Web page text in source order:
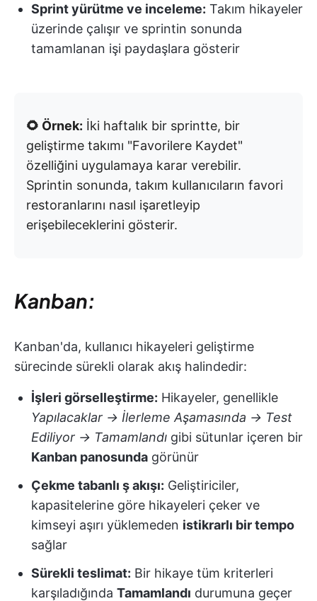
Sprint yürütme ve inceleme: Takım hikayeler
üzerinde çalışır ve sprintin sonunda
tamamlanan işi paydaşlara gösterir
🌻 Örnek: İki haftalık bir sprintte, bir
geliştirme takımı "Favorilere Kaydet"
özelliğini uygulamaya karar verebilir.
Sprintin sonunda, takım kullanıcıların favori
restoranlarını nasıl işaretleyip
erişebileceklerini gösterir.
Kanban:
Kanban'da, kullanıcı hikayeleri geliştirme
sürecinde sürekli olarak akış halindedir:
İşleri görselleştirme: Hikayeler, genellikle
Yapılacaklar → İlerleme Aşamasında → Test
Ediliyor → Tamamlandı gibi sütunlar içeren bir
Kanban panosunda görünür
Çekme tabanlı ş akışı: Geliştiriciler,
kapasitelerine göre hikayeleri çeker ve
kimseyi aşırı yüklemeden istikrarlı bir tempo
sağlar
Sürekli teslimat: Bir hikaye tüm kriterleri
karşıladığında Tamamlandı durumuna geçer